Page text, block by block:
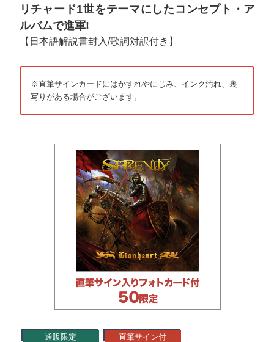
リチャード1世をテーマにしたコンセプト・ア
ルバムで進軍!
【日本語解説書封入/歌詞対訳付き】
※直筆サインカードにはかすれやにじみ、インク汚れ、裏
写りがある場合がございます。
通販限定 直筆サイン付